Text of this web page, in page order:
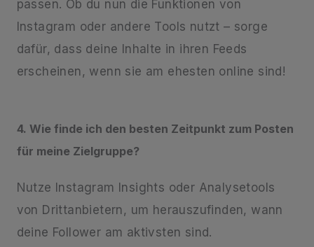
passen. Ob du nun die Funktionen von
Instagram oder andere Tools nutzt – sorge
dafür, dass deine Inhalte in ihren Feeds
erscheinen, wenn sie am ehesten online sind!
4. Wie finde ich den besten Zeitpunkt zum Posten
für meine Zielgruppe?
Nutze Instagram Insights oder Analysetools
von Drittanbietern, um herauszufinden, wann
deine Follower am aktivsten sind.